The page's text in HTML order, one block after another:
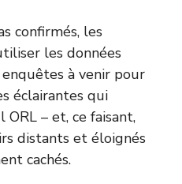
confirmés, les
les données
à venir pour
éclairantes qui
– et, ce faisant,
distants et éloignés
cachés.